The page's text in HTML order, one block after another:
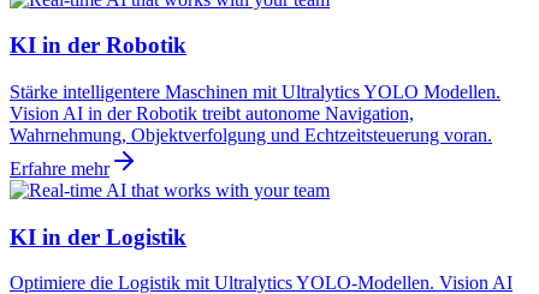
KI in der Robotik
Stärke intelligentere Maschinen mit Ultralytics YOLO Modellen.
Vision AI in der Robotik treibt autonome Navigation,
Wahrnehmung, Objektverfolgung und Echtzeitsteuerung voran.
Erfahre mehr
KI in der Logistik
Optimiere die Logistik mit Ultralytics YOLO-Modellen. Vision AI